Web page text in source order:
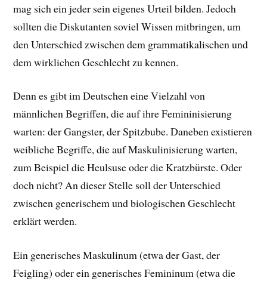
mag sich ein jeder sein eigenes Urteil bilden. Jedoch
sollten die Diskutanten soviel Wissen mitbringen, um
den Unterschied zwischen dem grammatikalischen und
dem wirklichen Geschlecht zu kennen.
Denn es gibt im Deutschen eine Vielzahl von
männlichen Begriffen, die auf ihre Femininisierung
warten: der Gangster, der Spitzbube. Daneben existieren
weibliche Begriffe, die auf Maskulinisierung warten,
zum Beispiel die Heulsuse oder die Kratzbürste. Oder
doch nicht? An dieser Stelle soll der Unterschied
zwischen generischem und biologischen Geschlecht
erklärt werden.
Ein generisches Maskulinum (etwa der Gast, der
Feigling) oder ein generisches Femininum (etwa die